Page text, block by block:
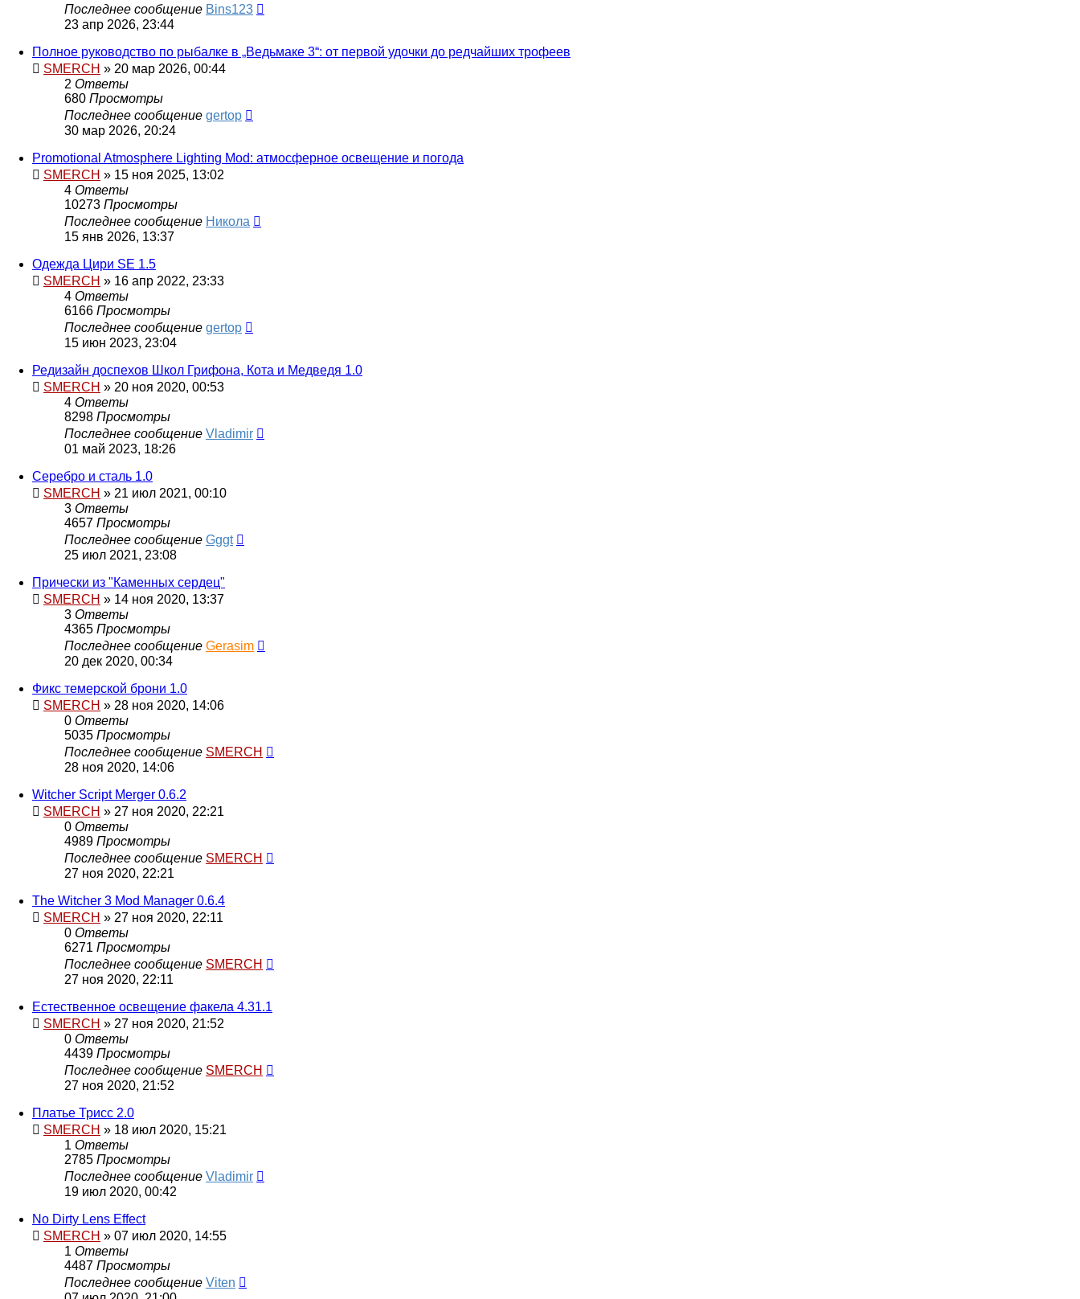
Последнее сообщение Bins123
23 апр 2026, 23:44
Полное руководство по рыбалке в „Ведьмаке 3“: от первой удочки до редчайших трофеев
SMERCH » 20 мар 2026, 00:44
2 Ответы
680 Просмотры
Последнее сообщение gertop
30 мар 2026, 20:24
Promotional Atmosphere Lighting Mod: атмосферное освещение и погода
SMERCH » 15 ноя 2025, 13:02
4 Ответы
10273 Просмотры
Последнее сообщение Никола
15 янв 2026, 13:37
Одежда Цири SE 1.5
SMERCH » 16 апр 2022, 23:33
4 Ответы
6166 Просмотры
Последнее сообщение gertop
15 июн 2023, 23:04
Редизайн доспехов Школ Грифона, Кота и Медведя 1.0
SMERCH » 20 ноя 2020, 00:53
4 Ответы
8298 Просмотры
Последнее сообщение Vladimir
01 май 2023, 18:26
Серебро и сталь 1.0
SMERCH » 21 июл 2021, 00:10
3 Ответы
4657 Просмотры
Последнее сообщение Gggt
25 июл 2021, 23:08
Прически из "Каменных сердец"
SMERCH » 14 ноя 2020, 13:37
3 Ответы
4365 Просмотры
Последнее сообщение Gerasim
20 дек 2020, 00:34
Фикс темерской брони 1.0
SMERCH » 28 ноя 2020, 14:06
0 Ответы
5035 Просмотры
Последнее сообщение SMERCH
28 ноя 2020, 14:06
Witcher Script Merger 0.6.2
SMERCH » 27 ноя 2020, 22:21
0 Ответы
4989 Просмотры
Последнее сообщение SMERCH
27 ноя 2020, 22:21
The Witcher 3 Mod Manager 0.6.4
SMERCH » 27 ноя 2020, 22:11
0 Ответы
6271 Просмотры
Последнее сообщение SMERCH
27 ноя 2020, 22:11
Естественное освещение факела 4.31.1
SMERCH » 27 ноя 2020, 21:52
0 Ответы
4439 Просмотры
Последнее сообщение SMERCH
27 ноя 2020, 21:52
Платье Трисс 2.0
SMERCH » 18 июл 2020, 15:21
1 Ответы
2785 Просмотры
Последнее сообщение Vladimir
19 июл 2020, 00:42
No Dirty Lens Effect
SMERCH » 07 июл 2020, 14:55
1 Ответы
4487 Просмотры
Последнее сообщение Viten